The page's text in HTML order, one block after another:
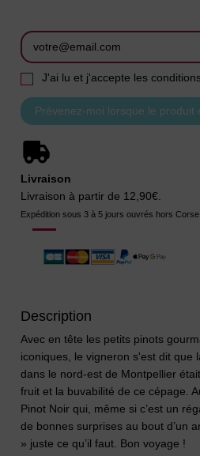
J'ai lu et j'accepte les
Livraison
Livraison à partir de 12,90€.
Expédition sous 3 à 5 jours ouvrés hors Corse
Description
Avec en tête les petits pinots
iconiques, le vigneron s'est dit que
dans le nord-est de Montpellier
fruit et la buvabilité de ce cépage.
Pinot Noir qui, même si c’est un
de bonnes surprises au bout d’un
» juste ce qu’il faut. Bon voyage !